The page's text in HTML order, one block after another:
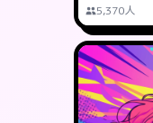
5,370人